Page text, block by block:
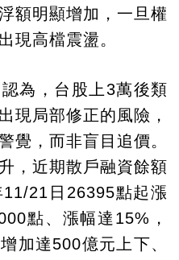
額明顯增加，一旦權
現高檔震盪。
為，台股上3萬後類
現局部修正的風險，
覺，而非盲目追價。
，近期散戶融資餘額
21日26395點起漲
點、漲幅達15%，
加達500億元上下、